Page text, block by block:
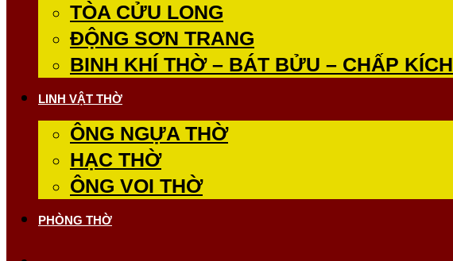
TÒA CỬU LONG
ĐỘNG SƠN TRANG
BINH KHÍ THỜ – BÁT BỬU – CHẤP KÍCH
LINH VẬT THỜ
ÔNG NGỰA THỜ
HẠC THỜ
ÔNG VOI THỜ
PHÒNG THỜ